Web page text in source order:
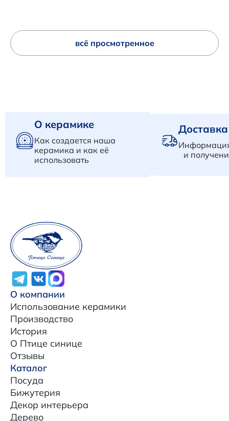
всё просмотренное
О керамике
Как создается наша
керамика и как её
использовать
и
О компании
Использование керамики
Производство
История
О Птице синице
Отзывы
Каталог
Посуда
Бижутерия
Декор интерьера
Дерево